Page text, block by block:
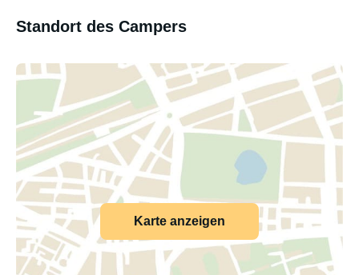
Standort des Campers
Karte anzeigen